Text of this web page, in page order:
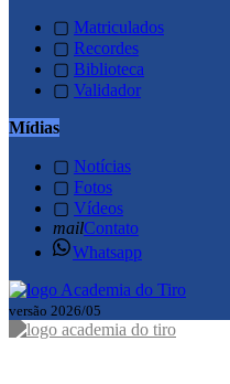
▢ Matriculados
▢ Recordes
▢ Biblioteca
▢ Validador
Mídias
▢ Notícias
▢ Fotos
▢ Vídeos
mailContato
Whatsapp
versão 2026/05